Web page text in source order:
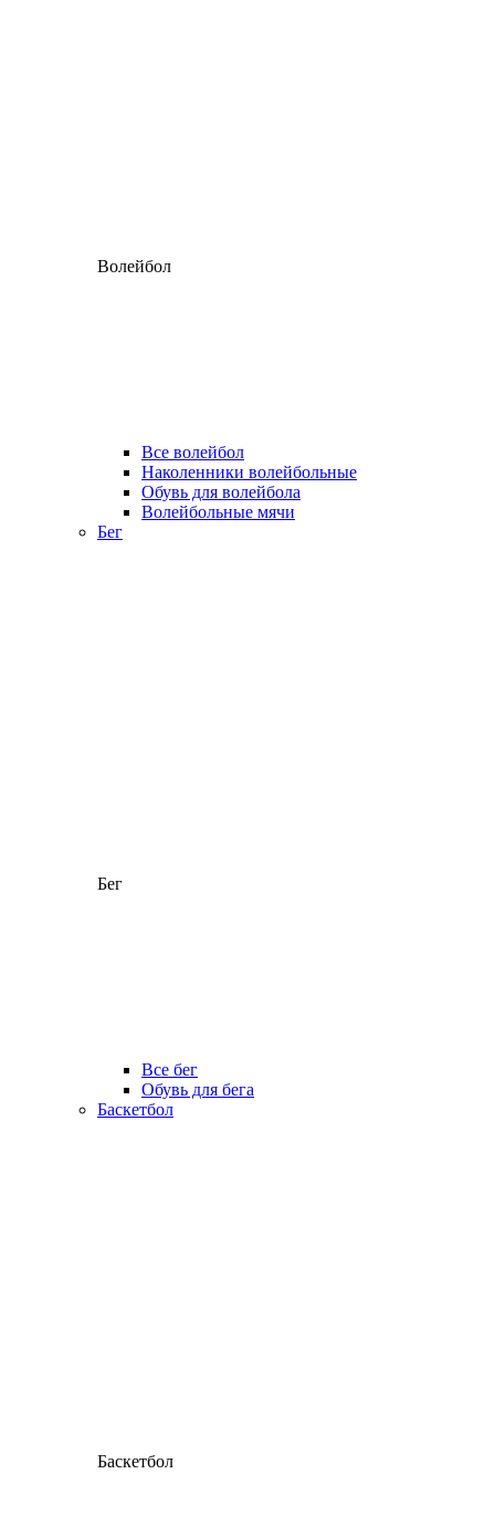
Волейбол
Все волейбол
Наколенники волейбольные
Обувь для волейбола
Волейбольные мячи
Бег
Бег
Все бег
Обувь для бега
Баскетбол
Баскетбол